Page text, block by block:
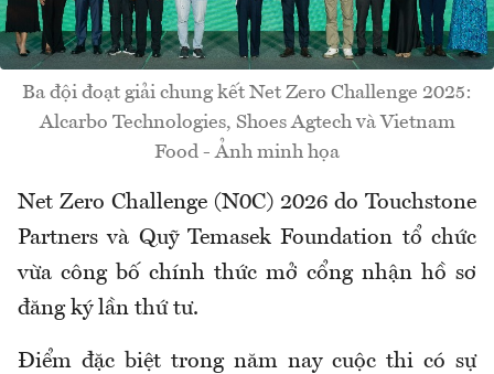
Ba đội đoạt giải chung kết Net Zero Challenge 2025:
Alcarbo Technologies, Shoes Agtech và Vietnam
Food - Ảnh minh họa
Net Zero Challenge (N0C) 2026 do Touchstone
Partners và Quỹ Temasek Foundation tổ chức
vừa công bố chính thức mở cổng nhận hồ sơ
đăng ký lần thứ tư.
Điểm đặc biệt trong năm nay cuộc thi có sự